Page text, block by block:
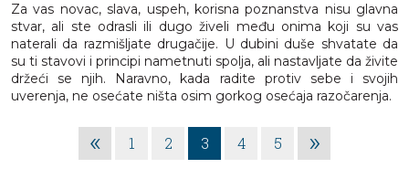
Za vas novac, slava, uspeh, korisna poznanstva nisu glavna
stvar, ali ste odrasli ili dugo živeli među onima koji su vas
naterali da razmišljate drugačije. U dubini duše shvatate da
su ti stavovi i principi nametnuti spolja, ali nastavljate da živite
držeći se njih. Naravno, kada radite protiv sebe i svojih
uverenja, ne osećate ništa osim gorkog osećaja razočarenja.
« 1 2 3 4 5 »